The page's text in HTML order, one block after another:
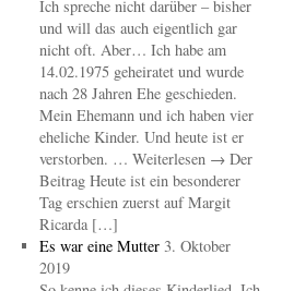
Ich spreche nicht darüber – bisher
und will das auch eigentlich gar
nicht oft. Aber… Ich habe am
14.02.1975 geheiratet und wurde
nach 28 Jahren Ehe geschieden.
Mein Ehemann und ich haben vier
eheliche Kinder. Und heute ist er
verstorben. … Weiterlesen → Der
Beitrag Heute ist ein besonderer
Tag erschien zuerst auf Margit
Ricarda […]
Es war eine Mutter 3. Oktober
2019